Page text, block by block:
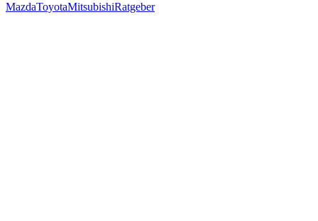
MazdaToyotaMitsubishiRatgeber